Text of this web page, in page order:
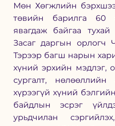
Мөн Хөгжлийн
төвийн барилга 60
явагдаж байгаа
Засаг даргын орлогч
Тэрээр багш нарын
хүний эрхийн мэдлэг,
сургалт,
хүрээгүй хүний
байдлын эсрэг
урьдчилан